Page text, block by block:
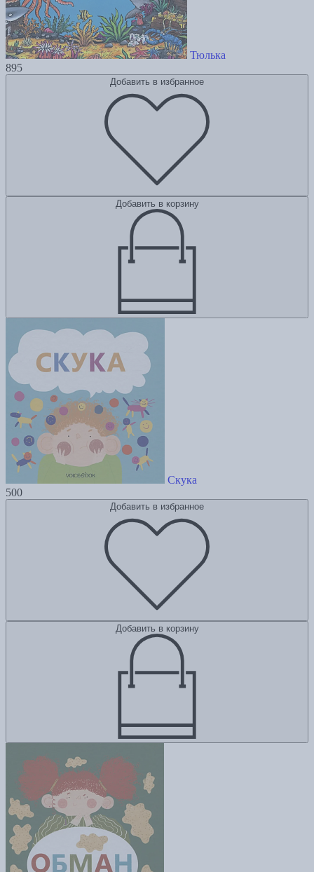
Тюлька
895
Добавить в избранное
Добавить в корзину
Скука
500
Добавить в избранное
Добавить в корзину